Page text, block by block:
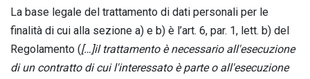
La base legale del trattamento di dati personali per le
finalità di cui alla sezione a) e b) è l’art. 6, par. 1, lett. b) del
Regolamento ([…]il trattamento è necessario all'esecuzione
di un contratto di cui l'interessato è parte o all'esecuzione